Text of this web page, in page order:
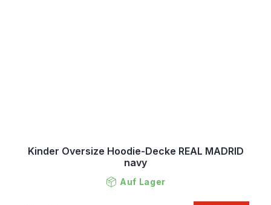
Kinder Oversize Hoodie-Decke REAL MADRID
navy
Auf Lager